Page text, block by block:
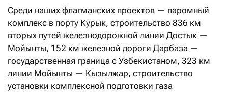
Среди наших флагманских проектов — паромный
комплекс в порту Курык, строительство 836 км
вторых путей железнодорожной линии Достык —
Мойынты, 152 км железной дороги Дарбаза —
государственная граница с Узбекистаном, 323 км
линии Мойынты — Кызылжар, строительство
установки комплексной подготовки газа